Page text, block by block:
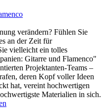
verändern? Fühlen Sie
an der Zeit für
vielleicht ein tolles
Gitarre und Flamenco"
Projektanten-Teams –
deren Kopf voller Ideen
hat, vereint hochwertigen
Materialien in sich.